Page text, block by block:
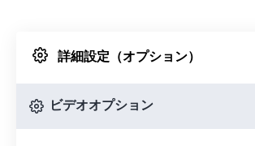
Googleドライブから
詳細設定（オプション）
ビデオオプション